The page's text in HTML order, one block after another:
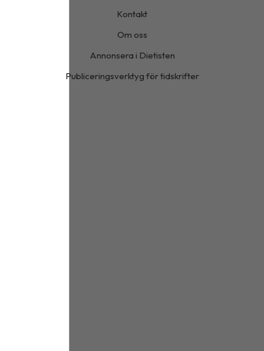
Kontakt
Om oss
Annonsera i Dietisten
Publiceringsverktyg för tidskrifter